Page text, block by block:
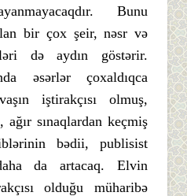
Bunu
bir çox şeir, nəsr və
də aydın göstərir.
əsərlər çoxaldıqca
iştirakçısı olmuş,
sınaqlardan keçmiş
bədii, publisist
da artacaq. Elvin
olduğu müharibə